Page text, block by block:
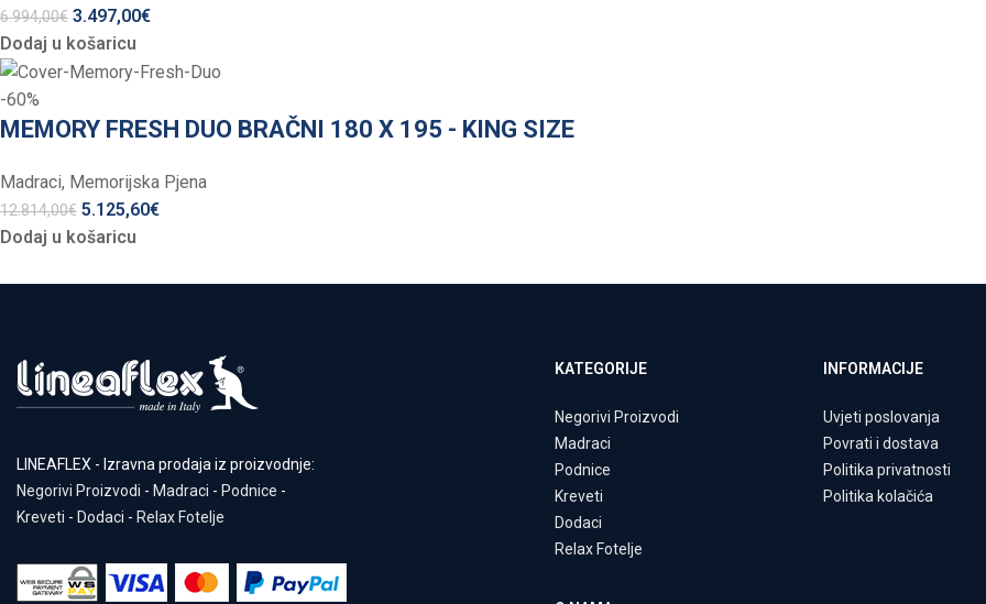
6.994,00€ 3.497,00€
Dodaj u košaricu
-60%
MEMORY FRESH DUO BRAČNI 180 X 195 - KING SIZE
Madraci, Memorijska Pjena
12.814,00€ 5.125,60€
Dodaj u košaricu
LINEAFLEX - Izravna prodaja iz proizvodnje:
Negorivi Proizvodi - Madraci - Podnice -
Kreveti - Dodaci - Relax Fotelje
KATEGORIJE
Negorivi Proizvodi
Madraci
Podnice
Kreveti
Dodaci
Relax Fotelje
INFORMACIJE
Uvjeti poslovanja
Povrati i dostava
Politika privatnosti
Politika kolačića